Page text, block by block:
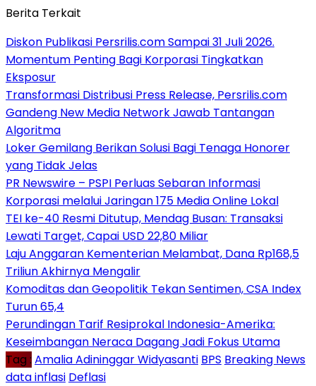
Berita Terkait
Diskon Publikasi Persrilis.com Sampai 31 Juli 2026.
Momentum Penting Bagi Korporasi Tingkatkan
Eksposur
Transformasi Distribusi Press Release, Persrilis.com
Gandeng New Media Network Jawab Tantangan
Algoritma
Loker Gemilang Berikan Solusi Bagi Tenaga Honorer
yang Tidak Jelas
PR Newswire – PSPI Perluas Sebaran Informasi
Korporasi melalui Jaringan 175 Media Online Lokal
TEI ke-40 Resmi Ditutup, Mendag Busan: Transaksi
Lewati Target, Capai USD 22,80 Miliar
Laju Anggaran Kementerian Melambat, Dana Rp168,5
Triliun Akhirnya Mengalir
Komoditas dan Geopolitik Tekan Sentimen, CSA Index
Turun 65,4
Perundingan Tarif Resiprokal Indonesia-Amerika:
Keseimbangan Neraca Dagang Jadi Fokus Utama
Tag : Amalia Adininggar Widyasanti BPS Breaking News
data inflasi Deflasi